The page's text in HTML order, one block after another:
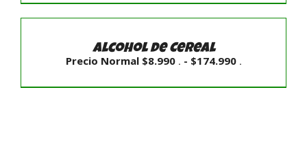
DETALLES
Alcohol de Cereal
Precio Normal $8.990 . - $174.990 .Rango
desde